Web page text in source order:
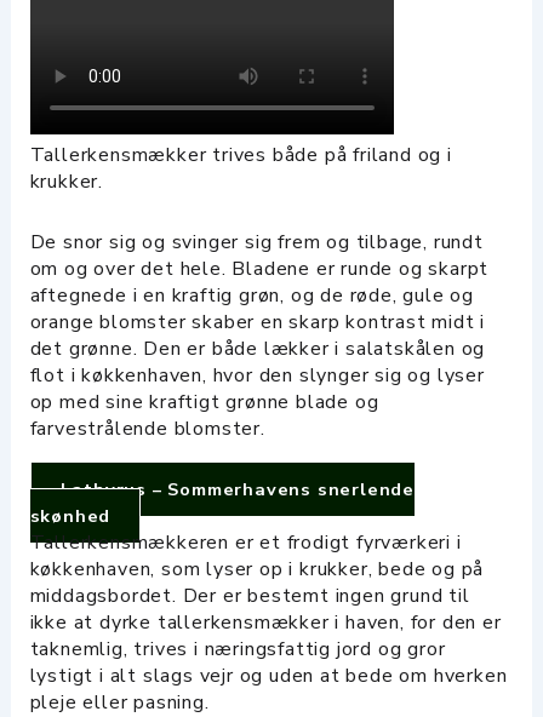
Tallerkensmækker trives både på friland og i
krukker.
De snor sig og svinger sig frem og tilbage, rundt
om og over det hele. Bladene er runde og skarpt
aftegnede i en kraftig grøn, og de røde, gule og
orange blomster skaber en skarp kontrast midt i
det grønne. Den er både lækker i salatskålen og
flot i køkkenhaven, hvor den slynger sig og lyser
op med sine kraftigt grønne blade og
farvestrålende blomster.
Lathyrus – Sommerhavens snerlende
skønhed
Tallerkensmækkeren er et frodigt fyrværkeri i
køkkenhaven, som lyser op i krukker, bede og på
middagsbordet. Der er bestemt ingen grund til
ikke at dyrke tallerkensmækker i haven, for den er
taknemlig, trives i næringsfattig jord og gror
lystigt i alt slags vejr og uden at bede om hverken
pleje eller pasning.